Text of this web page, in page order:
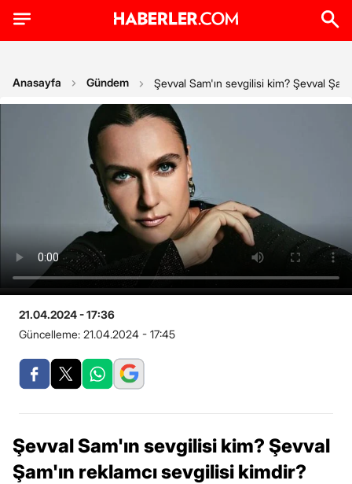
Anasayfa Gündem Şevval Sam'ın sevgilisi kim? Şevval
21.04.2024 - 17:36
Güncelleme: 21.04.2024 - 17:45
Şevval Sam'ın sevgilisi kim? Şevval
Şam'ın reklamcı sevgilisi kimdir?